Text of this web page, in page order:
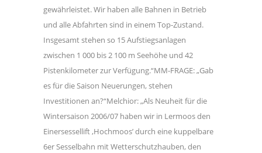
gewährleistet. Wir haben alle Bahnen in Betrieb
und alle Abfahrten sind in einem Top-Zustand.
Insgesamt stehen so 15 Aufstiegsanlagen
zwischen 1 000 bis 2 100 m Seehöhe und 42
Pistenkilometer zur Verfügung.“MM-FRAGE: „Gab
es für die Saison Neuerungen, stehen
Investitionen an?“Melchior: „Als Neuheit für die
Wintersaison 2006/07 haben wir in Lermoos den
Einersessellift ,Hochmoos’ durch eine kuppelbare
6er Sesselbahn mit Wetterschutzhauben, den